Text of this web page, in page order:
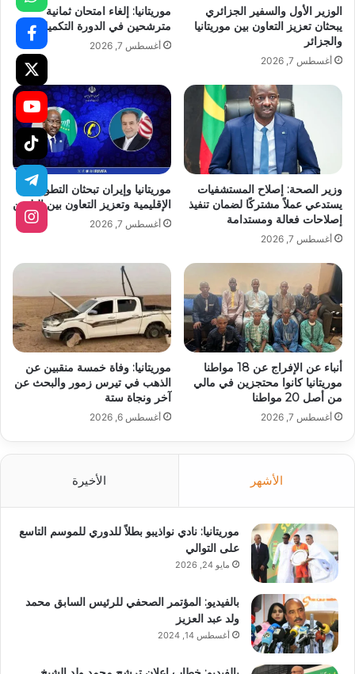
الوزير الأول والسفير الجزائري
يبحثان تعزيز التعاون بين موريتانيا
والجزائر
أغسطس 7, 2026
موريتانيا: إلغاء امتحان ثمانية
مترشحين في الدورة التكميلية
أغسطس 7, 2026
وزير الصحة: إصلاح المستشفيات
يستدعي عملاً مشتركًا لضمان تنفيذ
إصلاحات فعالة ومستدامة
أغسطس 7, 2026
موريتانيا وإيران تبحثان التطورات
الإقليمية وتعزيز التعاون بين البلدين
أغسطس 7, 2026
أنباء عن الإفراج عن 18 مواطنا
موريتانيا كانوا محتجزين في مالي
من أصل 20 مواطنا
أغسطس 7, 2026
موريتانيا: وفاة خمسة منقبين عن
الذهب في تيرس زمور والبحث عن
آخر ونجاة ستة
أغسطس 6, 2026
الأشهر الأخيرة
موريتانيا: نادي نواذيبو بطلاً للدوري للموسم التاسع
على التوالي
مايو 24, 2026
بالفيديو: المؤتمر الصحفي للرئيس السابق محمد
ولد عبد العزيز
أغسطس 14, 2024